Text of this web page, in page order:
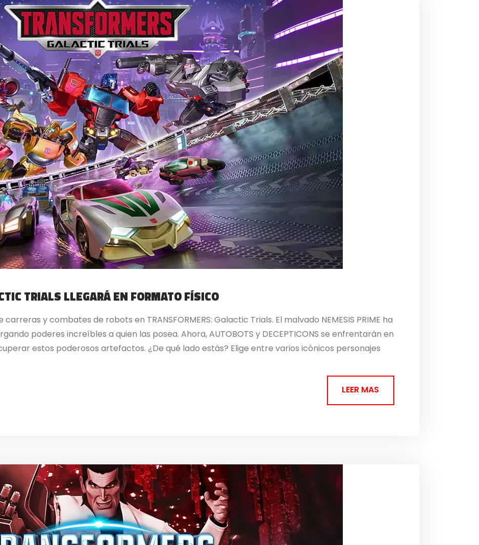
TRIALS LLEGARÁ EN FORMATO FÍSICO
y combates de robots en TRANSFORMERS: Galactic Trials. El malvado NEMESIS PRIME ha
poderes increíbles a quien las posea. Ahora, AUTOBOTS y DECEPTICONS se enfrentarán en
estos poderosos artefactos. ¿De qué lado estás? Elige entre varios icónicos personajes
LEER MAS